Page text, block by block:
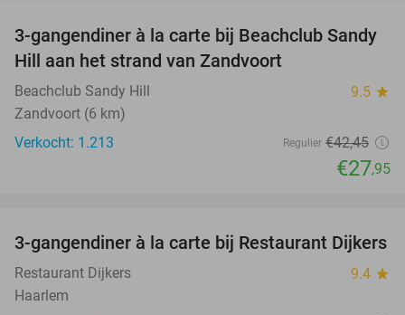
34%
3-gangendiner à la carte bij Beachclub Sandy
Hill aan het strand van Zandvoort
Beachclub Sandy Hill 9.5 star
Zandvoort (6 km)
Verkocht: 1.213
Regulier €42,45
€27,95
39%
3-gangendiner à la carte bij Restaurant Dijkers
Restaurant Dijkers 9.4 star
Haarlem